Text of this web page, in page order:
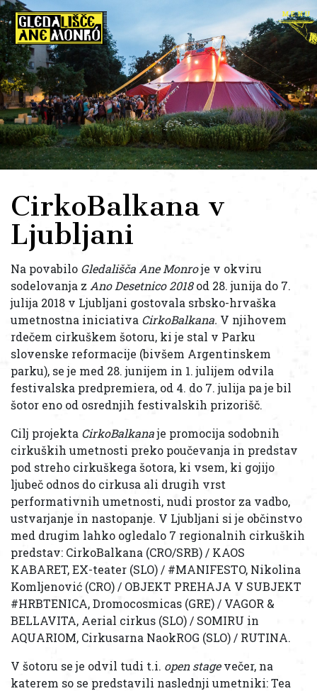
menu
CirkoBalkana v
Ljubljani
Na povabilo Gledališča Ane Monroje v okviru
sodelovanja z Ano Desetnico 2018od 28. junija do 7.
julija 2018 v Ljubljani gostovala srbsko-hrvaška
umetnostna iniciativa CirkoBalkana. V njihovem
rdečem cirkuškem šotoru, ki je stal v Parku
slovenske reformacije (bivšem Argentinskem
parku), se je med 28. junijem in 1. julijem odvila
festivalska predpremiera, od 4. do 7. julija pa je bil
šotor eno od osrednjih festivalskih prizorišč.
Cilj projekta CirkoBalkanaje promocija sodobnih
cirkuških umetnosti preko poučevanja in predstav
pod streho cirkuškega šotora, ki vsem, ki gojijo
ljubeč odnos do cirkusa ali drugih vrst
performativnih umetnosti, nudi prostor za vadbo,
ustvarjanje in nastopanje. V Ljubljani si je občinstvo
med drugim lahko ogledalo 7 regionalnih cirkuških
predstav: CirkoBalkana (CRO/SRB) / KAOS
KABARET, EX-teater (SLO) / #MANIFESTO, Nikolina
Komljenović (CRO) / OBJEKT PREHAJA V SUBJEKT
#HRBTENICA, Dromocosmicas (GRE) / VAGOR &
BELLAVITA, Aerial cirkus (SLO) / SOMIRU in
AQUARIOM, Cirkusarna NaokROG (SLO) / RUTINA.
V šotoru se je odvil tudi t.i. open stagevečer, na
katerem so se predstavili naslednji umetniki: Tea